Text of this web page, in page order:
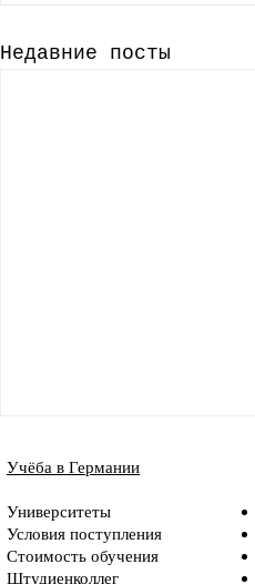
Недавние посты
Учёба в Германии
Университеты
Условия поступления
Стоимость обучения
Штудиенколлег